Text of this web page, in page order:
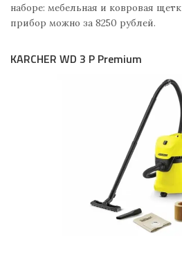
наборе: мебельная и ковровая
прибор можно за 8250 рублей.
KARCHER WD 3 P Premium